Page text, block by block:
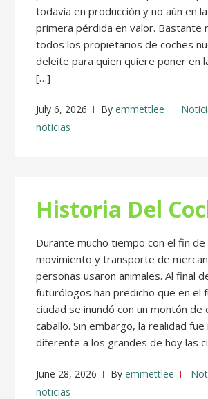
todavía en producción y no aún en
primera pérdida en valor. Bastante
todos los propietarios de coches
deleite para quien quiere poner en
[…]
July 6, 2026 Byemmettlee
noticias
Historia Del
Durante mucho tiempo con el fin de
movimiento y transporte de
personas usaron animales. Al final
futurólogos han predicho que en el
ciudad se inundó con un montón de
caballo. Sin embargo, la realidad fue
diferente a los grandes de hoy las
June 28, 2026 Byemmettlee
noticias